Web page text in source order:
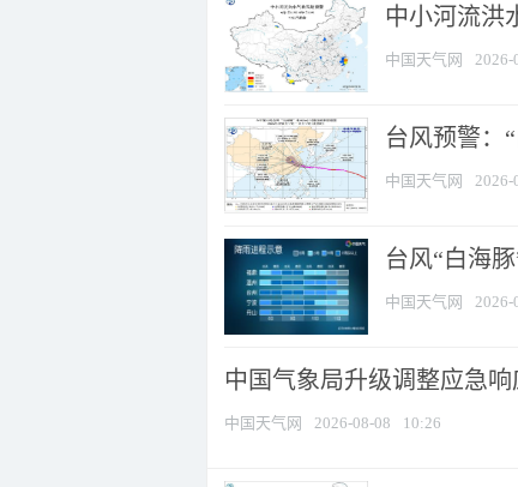
中小河流洪
中国天气网 2026-
台风预警：
中国天气网 2026-
台风“白海
中国天气网 2026-
中国气象局升级调整应急
中国天气网 2026-08-08 10:26